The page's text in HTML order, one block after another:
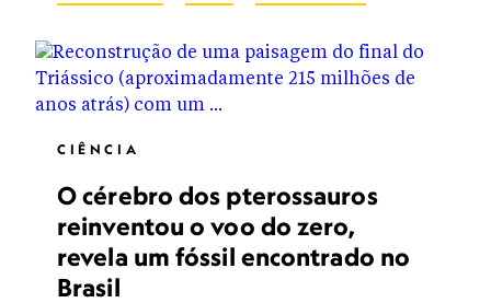
CIÊNCIA
O cérebro dos pterossauros
reinventou o voo do zero,
revela um fóssil encontrado no
Brasil